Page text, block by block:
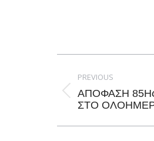
navigation
PREVIOUS
Previous
ΑΠΟΦΑΣΗ
ΣΤΟ